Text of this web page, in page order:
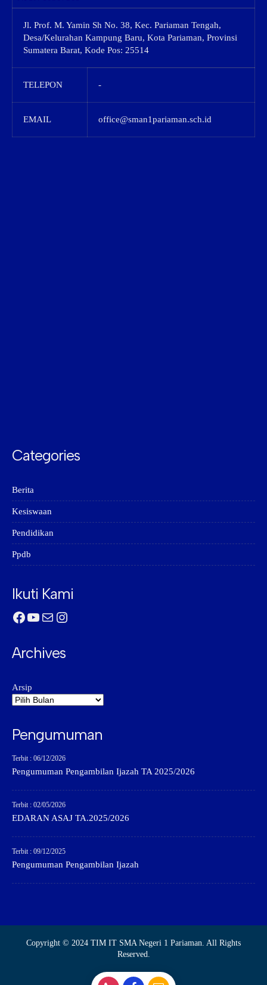
Jl. Prof. M. Yamin Sh No. 38, Kec. Pariaman Tengah,
Desa/Kelurahan Kampung Baru, Kota Pariaman, Provinsi
Sumatera Barat, Kode Pos: 25514
TELEPON -
EMAIL office@sman1pariaman.sch.id
Categories
Berita
Kesiswaan
Pendidikan
Ppdb
Ikuti Kami
Facebook
YouTube
MailInstagram
Archives
Arsip
Pengumuman
Terbit : 06/12/2026
Pengumuman Pengambilan Ijazah TA 2025/2026
Terbit : 02/05/2026
EDARAN ASAJ TA.2025/2026
Terbit : 09/12/2025
Pengumuman Pengambilan Ijazah
Copyright © 2024 TIM IT SMA Negeri 1 Pariaman. All Rights
Reserved.